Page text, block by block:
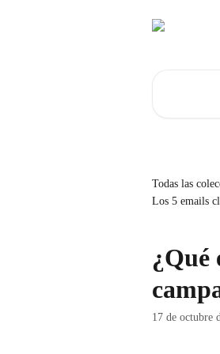
Todas las
Los 5 emails
¿Qué
17 de octubre